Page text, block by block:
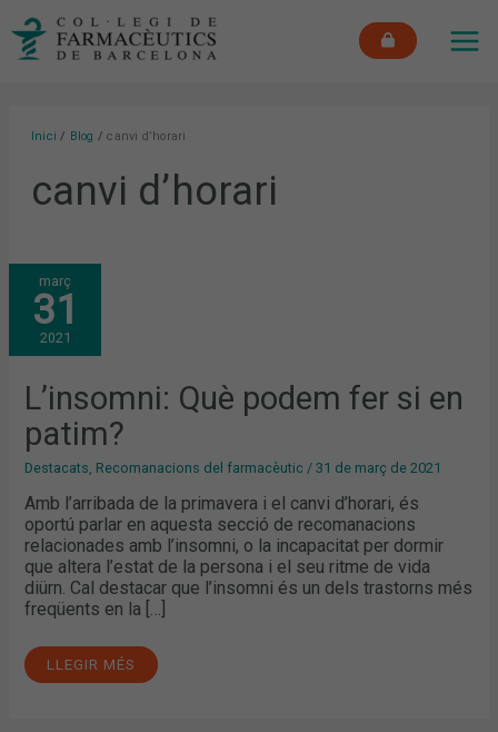
Inici Blog canvi d’horari
canvi d’horari
març
31
2021
L’insomni: Què podem fer si en
patim?
Destacats Recomanacions del farmacèutic /31 de març de 2021
Amb l’arribada de la primavera i el canvi d’horari, és
oportú parlar en aquesta secció de recomanacions
relacionades amb l’insomni, o la incapacitat per dormir
que altera l’estat de la persona i el seu ritme de vida
diürn. Cal destacar que l’insomni és un dels trastorns més
freqüents en la […]
L’INSOMNI:
QUÈ
PODEM
FER
SI
EN
PATIM?
LLEGIR MÉS